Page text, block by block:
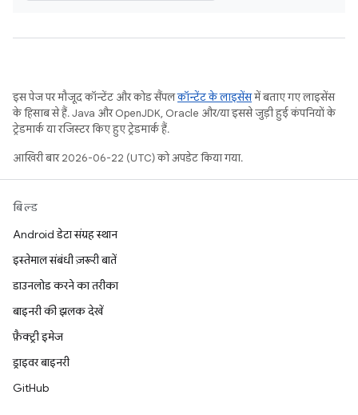
इस पेज पर मौजूद कॉन्टेंट और कोड सैंपलकॉन्टेंट के लाइसेंसमें बताए गए लाइसेंस
के हिसाब से हैं. Java और OpenJDK, Oracle और/या इससे जुड़ी हुई कंपनियों के
ट्रेडमार्क या रजिस्टर किए हुए ट्रेडमार्क हैं.
आखिरी बार 2026-06-22 (UTC) को अपडेट किया गया.
बिल्ड
Android डेटा संग्रह स्थान
इस्तेमाल संबंधी ज़रूरी बातें
डाउनलोड करने का तरीका
बाइनरी की झलक देखें
फ़ैक्ट्री इमेज
ड्राइवर बाइनरी
GitHub